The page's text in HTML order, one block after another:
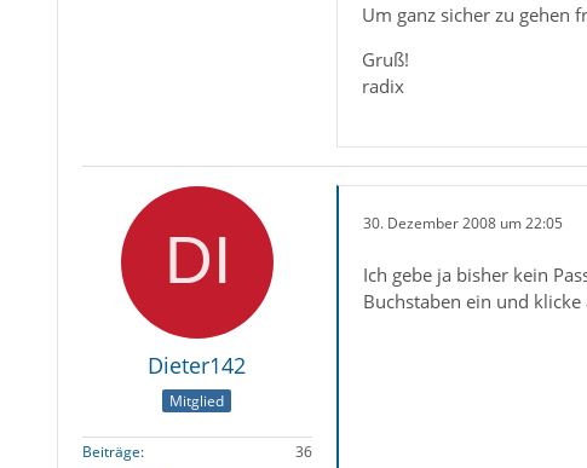
Um ganz sicher zu gehen
Gruß!
radix
Dieter142
Mitglied
Beiträge
36
30. Dezember 2008 um 22:05
Ich gebe ja bisher kein
Buchstaben ein und